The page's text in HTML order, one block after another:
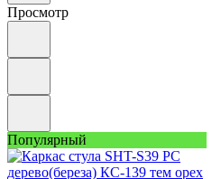
Просмотр
Популярный